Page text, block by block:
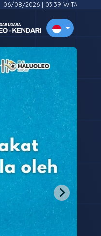
06/08/2026 | 03.39 WITA